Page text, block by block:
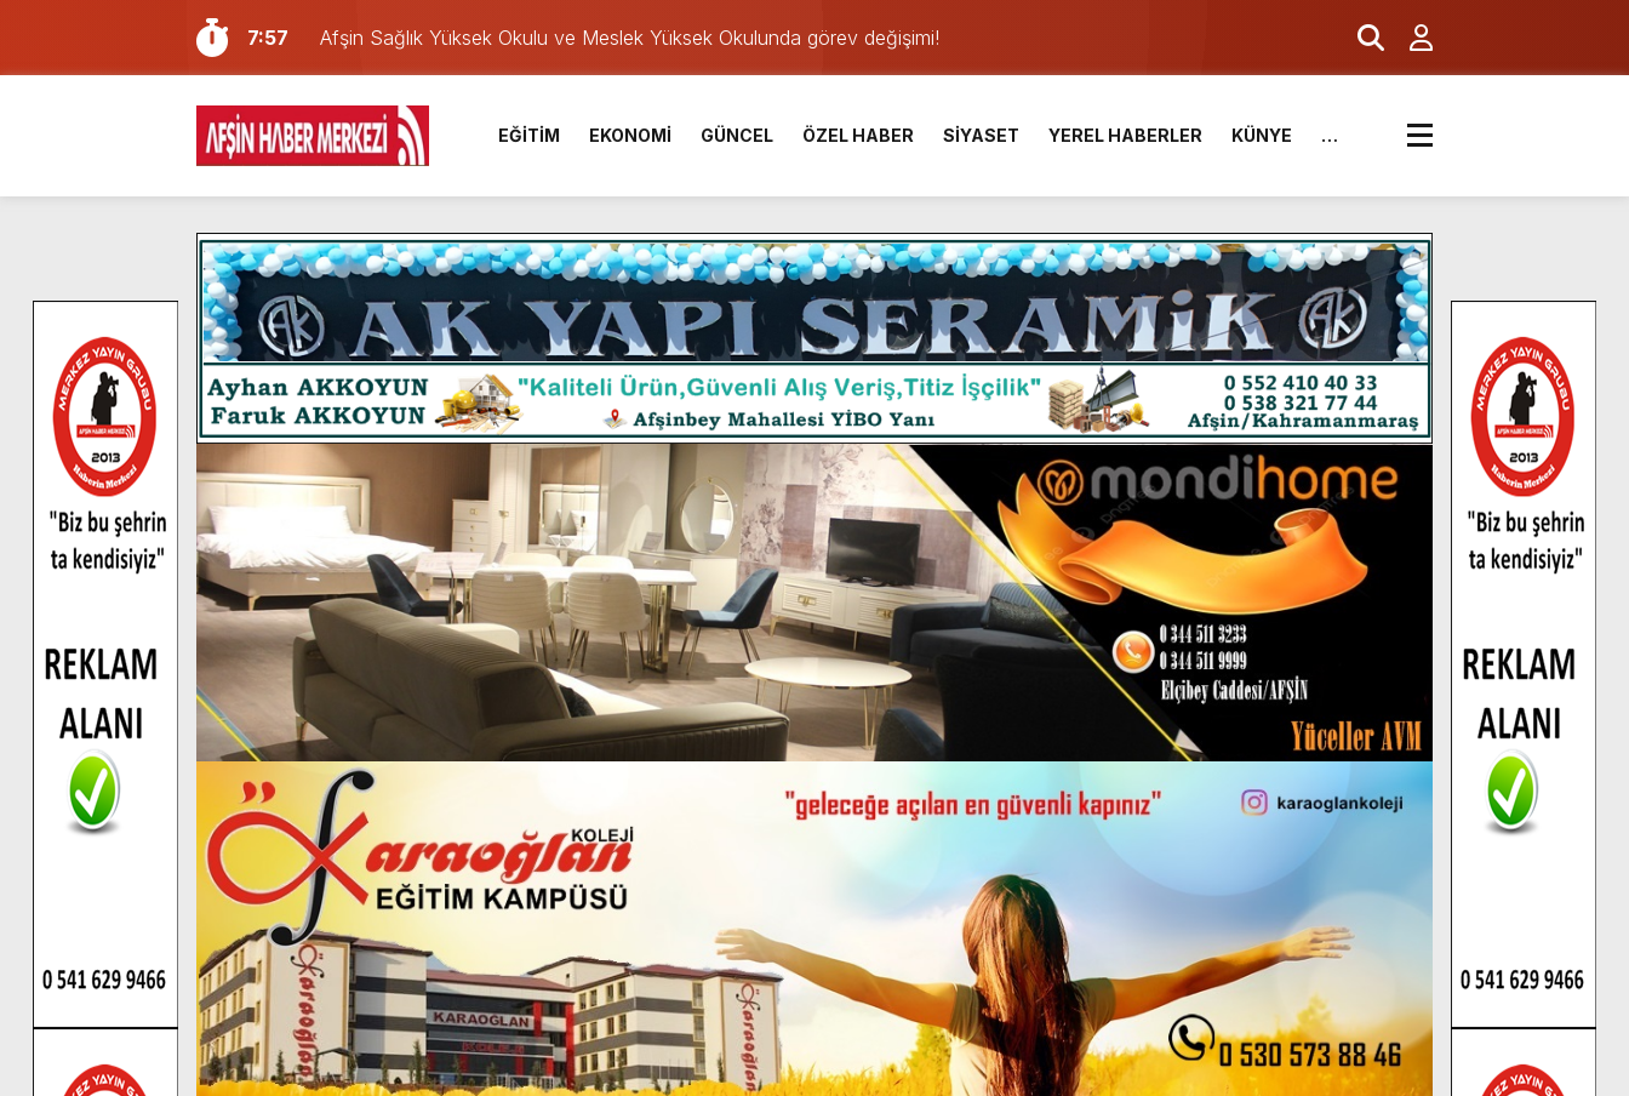
7:57
Afşin Sağlık Yüksek Okulu ve Meslek Yüksek Okulunda görev değişimi!
6:31
Onikişubat Belediyesi’nin Üniversite Hazırlık Kursu başvurularında son gün 7 Ağustos.
16:10
Uluslararası Bisiklet Yarışması’nda En Zorlu Etap Tamamlandı.
13:27
NOTER ONAYLI TYP LİSTESİ YAYINLANDI.
11:22
KAFUM Fuar Alanı Bulut ve Yavuz’un Ezgileriyle Şenlendi.
8:06
Afşinli bir hemşehrimizin de olduğu Filistin Konvoyu, güçlenerek ilerliyor.
14:05
Madrigal, Perşembe Günü KAFUM’da Sahne Alacak.
7:39
KEDİNİZ Mİ VAR?
7:27
Cumhurbaşkanı Erdoğan, Ayser Çalık Ortaokulu Şehitlerinin Aileleriyle Bir Araya Geldi.
8:58
GÖZYAŞI RAHMETTİR
EĞİTİM EKONOMİ GÜNCEL ÖZEL HABER SİYASET YEREL HABERLER KÜNYE …